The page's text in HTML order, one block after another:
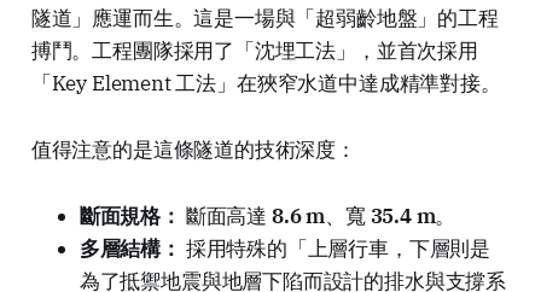
隧道」應運而生。這是一場與「超弱齡地盤」的工程
搏鬥。工程團隊採用了「沈埋工法」，並首次採用
「Key Element 工法」在狹窄水道中達成精準對接。
值得注意的是這條隧道的技術深度：
斷面規格： 斷面高達 8.6 m、寬35.4 m。
多層結構： 採用特殊的「上層行車，下層則是
為了抵禦地震與地層下陷而設計的排水與支撐系